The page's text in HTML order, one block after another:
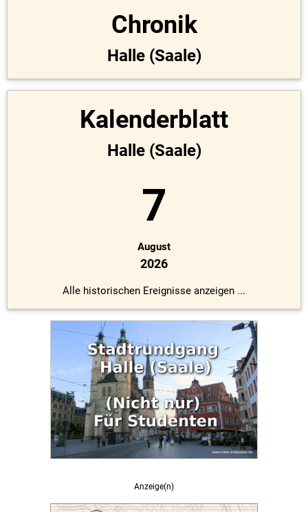
Chronik
Halle (Saale)
Kalenderblatt
Halle (Saale)
7
August
2026
Alle historischen Ereignisse anzeigen ...
Anzeige(n)